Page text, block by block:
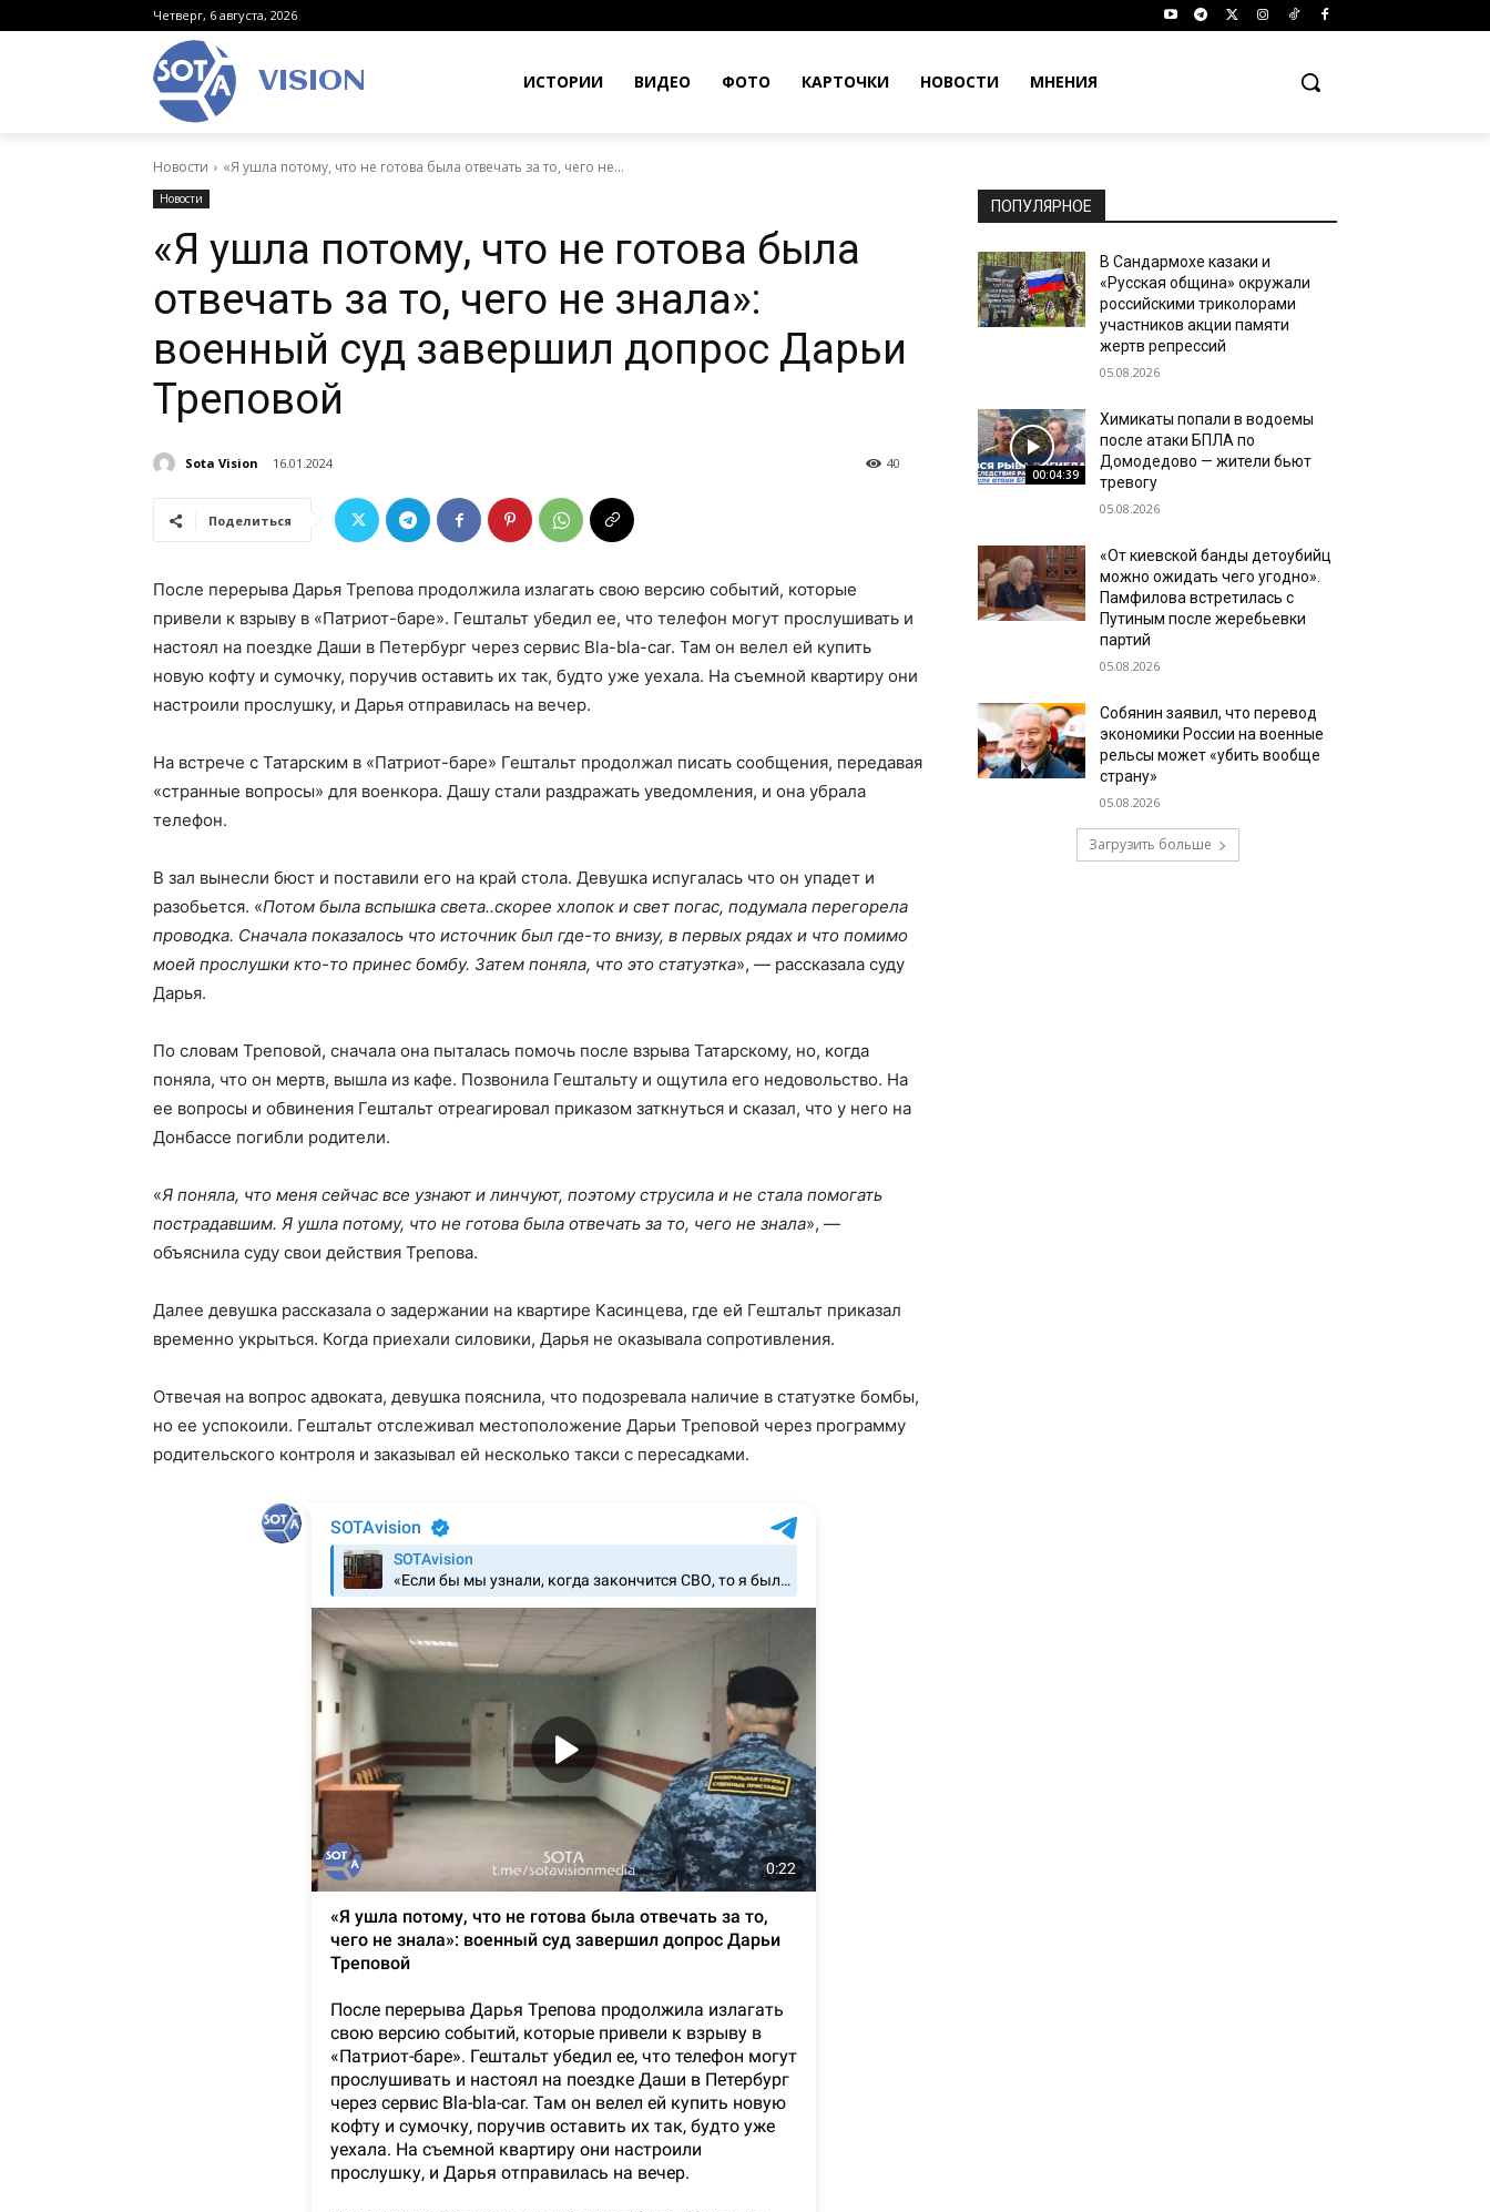
Четверг, 6 августа, 2026
VISION ИСТОРИИ ВИДЕО ФОТО КАРТОЧКИ НОВОСТИ МНЕНИЯ
Новости «Я ушла потому, что не готова была отвечать за то, чего не...
Новости
«Я ушла потому, что не готова была
отвечать за то, чего не знала»:
военный суд завершил допрос Дарьи
Треповой
Sota Vision 16.01.2024 40
Поделиться
После перерыва Дарья Трепова продолжила излагать свою версию событий, которые
привели к взрыву в «Патриот-баре». Гештальт убедил ее, что телефон могут прослушивать и
настоял на поездке Даши в Петербург через сервис Bla-bla-car. Там он велел ей купить
новую кофту и сумочку, поручив оставить их так, будто уже уехала. На съемной квартиру они
настроили прослушку, и Дарья отправилась на вечер.
На встрече с Татарским в «Патриот-баре» Гештальт продолжал писать сообщения, передавая
«странные вопросы» для военкора. Дашу стали раздражать уведомления, и она убрала
телефон.
В зал вынесли бюст и поставили его на край стола. Девушка испугалась что он упадет и
разобьется. «Потом была вспышка света..скорее хлопок и свет погас, подумала перегорела
проводка. Сначала показалось что источник был где-то внизу, в первых рядах и что помимо
моей прослушки кто-то принес бомбу. Затем поняла, что это статуэтка», — рассказала суду
Дарья.
По словам Треповой, сначала она пыталась помочь после взрыва Татарскому, но, когда
поняла, что он мертв, вышла из кафе. Позвонила Гештальту и ощутила его недовольство. На
ее вопросы и обвинения Гештальт отреагировал приказом заткнуться и сказал, что у него на
Донбассе погибли родители.
«Я поняла, что меня сейчас все узнают и линчуют, поэтому струсила и не стала помогать
пострадавшим. Я ушла потому, что не готова была отвечать за то, чего не знала», —
объяснила суду свои действия Трепова.
Далее девушка рассказала о задержании на квартире Касинцева, где ей Гештальт приказал
временно укрыться. Когда приехали силовики, Дарья не оказывала сопротивления.
Отвечая на вопрос адвоката, девушка пояснила, что подозревала наличие в статуэтке бомбы,
но ее успокоили. Гештальт отслеживал местоположение Дарьи Треповой через программу
родительского контроля и заказывал ей несколько такси с пересадками.
ПОПУЛЯРНОЕ
В Сандармохе казаки и
«Русская община» окружали
российскими триколорами
участников акции памяти
жертв репрессий
05.08.2026
00:04:39
Химикаты попали в водоемы
после атаки БПЛА по
Домодедово — жители бьют
тревогу
05.08.2026
«От киевской банды детоубийц
можно ожидать чего угодно».
Памфилова встретилась с
Путиным после жеребьевки
партий
05.08.2026
Собянин заявил, что перевод
экономики России на военные
рельсы может «убить вообще
страну»
05.08.2026
Загрузить больше